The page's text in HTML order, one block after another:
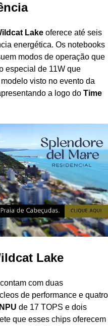
Lake oferece até seis
energética. Os notebooks
modos de operação que
especial de 11W que
visto no evento da
a logo do Time
Lake
contam com duas
de performance e quatro
NPU de 17 TOPS e dois
que esses chips oferecem